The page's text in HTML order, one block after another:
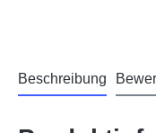
Beschreibung